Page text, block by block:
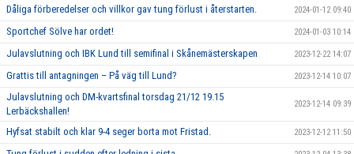
Dåliga förberedelser och villkor gav tung förlust i återstarten. 2024-01-12 09:40
Sportchef Sölve har ordet! 2024-01-03 10:14
Julavslutning och IBK Lund till semifinal i Skånemästerskapen 2023-12-22 14:07
Grattis till antagningen – På väg till Lund? 2023-12-14 10:07
Julavslutning och DM-kvartsfinal torsdag 21/12 19.15
Lerbäckshallen!
2023-12-14 09:39
Hyfsat stabilt och klar 9-4 seger borta mot Fristad. 2023-12-12 11:50